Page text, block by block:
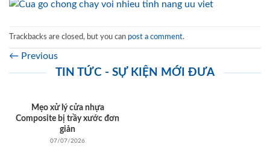
Trackbacks are closed, but you can post a comment.
← Previous
TIN TỨC - SỰ KIỆN MỚI ĐƯA
Mẹo xử lý cửa nhựa
Composite bị trầy xước đơn
giản
07/07/2026